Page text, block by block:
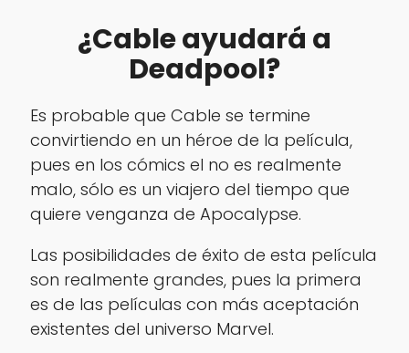
¿Cable ayudará a
Deadpool?
Es probable que Cable se termine
convirtiendo en un héroe de la película,
pues en los cómics el no es realmente
malo, sólo es un viajero del tiempo que
quiere venganza de Apocalypse.
Las posibilidades de éxito de esta película
son realmente grandes, pues la primera
es de las películas con más aceptación
existentes del universo Marvel.